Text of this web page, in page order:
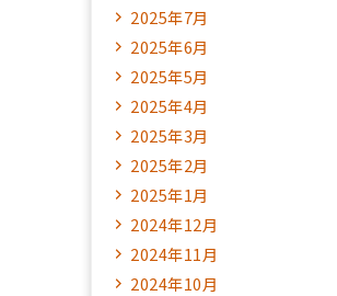
2025年7月
2025年6月
2025年5月
2025年4月
2025年3月
2025年2月
2025年1月
2024年12月
2024年11月
2024年10月